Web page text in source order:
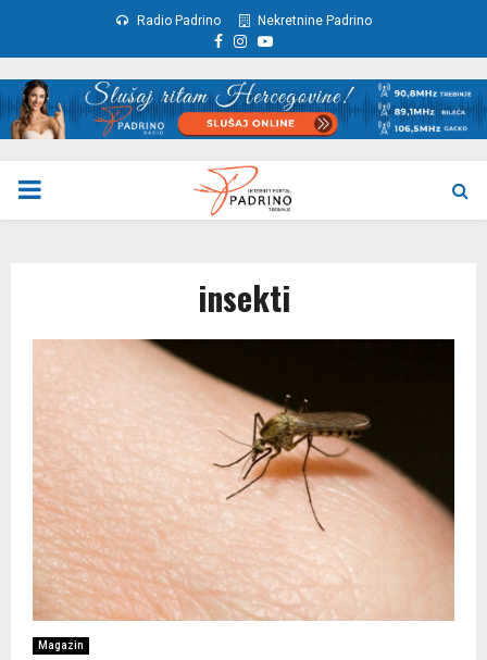
Radio Padrino Nekretnine Padrino
Facebook
Instagram
Youtube
PRIMARY
insekti
Magazin